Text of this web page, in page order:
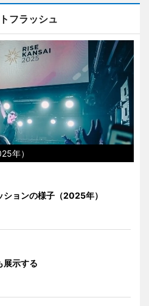
フラッシュ
年）
ションの様子（2025年）
展示する